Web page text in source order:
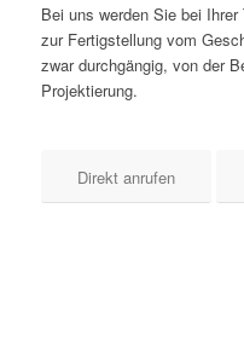
Bei uns werden Sie bei
zur Fertigstellung vom
zwar durchgängig, von der
Projektierung.
Direkt anrufen